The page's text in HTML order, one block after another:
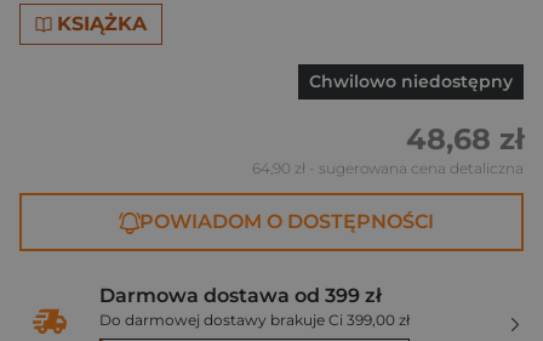
KSIĄŻKA
Chwilowo niedostępny
48,68 zł
64,90 zł - sugerowana cena detaliczna
POWIADOM O DOSTĘPNOŚCI
Darmowa dostawa od 399 zł
Do darmowej dostawy brakuje Ci 399,00 zł